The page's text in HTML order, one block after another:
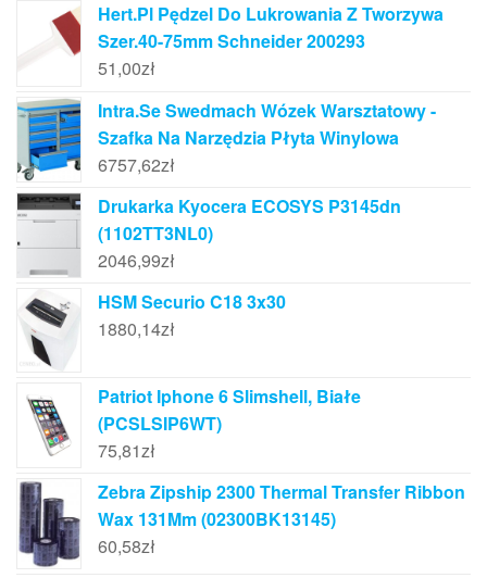
Hert.Pl Pędzel Do Lukrowania Z Tworzywa
Szer.40-75mm Schneider 200293
51,00zł
Intra.Se Swedmach Wózek Warsztatowy -
Szafka Na Narzędzia Płyta Winylowa
6757,62zł
Drukarka Kyocera ECOSYS P3145dn
(1102TT3NL0)
2046,99zł
HSM Securio C18 3x30
1880,14zł
Patriot Iphone 6 Slimshell, Białe
(PCSLSIP6WT)
75,81zł
Zebra Zipship 2300 Thermal Transfer Ribbon
Wax 131Mm (02300BK13145)
60,58zł